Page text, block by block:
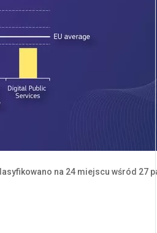
na 24 miejscu wśród 27